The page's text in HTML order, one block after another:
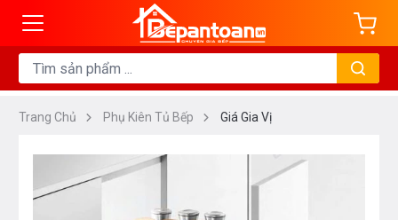
Trang Chủ Phụ Kiên Tủ Bếp Giá Gia Vị